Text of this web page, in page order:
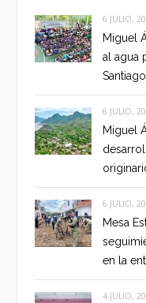
6 JULIO,
Miguel
al agua
6 JULIO,
Miguel
6 JULIO,
Mesa
en la
4 JULIO,